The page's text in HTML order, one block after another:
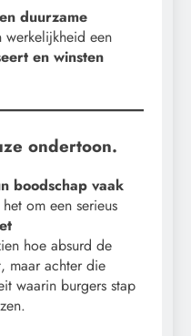
duurzame
werkelijkheid een
en winsten
ondertoon.
boodschap vaak
om een serieus
hoe absurd de
maar achter die
waarin burgers stap